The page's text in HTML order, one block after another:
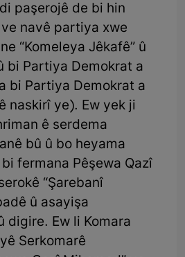
paşerojê de bi hin
navê partiya xwe
“Komeleya Jêkafê” û
bi Partiya Demokrat a
bi Partiya Demokrat a
naskirî ye). Ew yek ji
ê serdema
bû û bo heyama
fermana Pêşewa Qazî
“Şarebanî
û asayişa
digire. Ew li Komara
Serkomarê